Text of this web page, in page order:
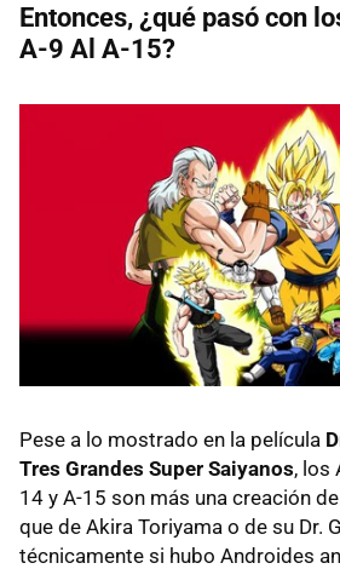
Entonces, ¿qué pasó con
A-9 Al A-15?
Pese a lo mostrado en la película
Tres Grandes Super Saiyanos, los
14 y A-15 son más una creación
que de Akira Toriyama o de su Dr.
técnicamente si hubo Androides